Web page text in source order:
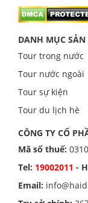
DANH MỤC
Tour trong nước
Tour nước ngoài
Tour sự kiện
Tour du lịch hè
CÔNG TY CỔ
Mã số thuế:
Tel: 19002011 -
Email: